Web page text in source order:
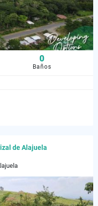
0
Baños
de Alajuela